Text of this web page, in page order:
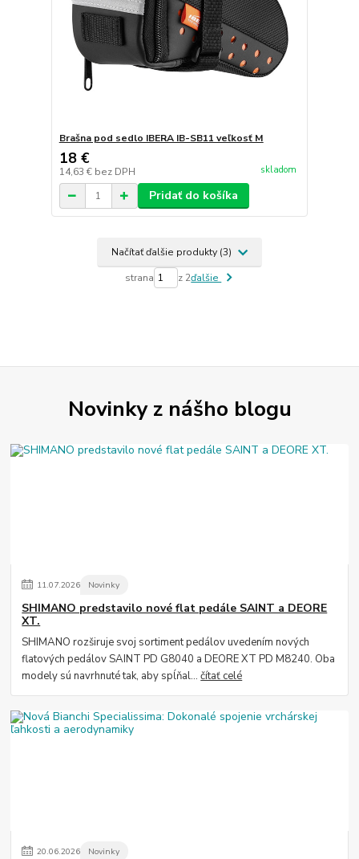
Brašna pod sedlo IBERA IB-SB11 veľkosť M
18 €
14,63 € bez DPH skladom
Pridať do košíka
Načítať ďalšie produkty (3)
strana z 2ďalšie
Novinky z nášho blogu
11.07.2026 Novinky
SHIMANO predstavilo nové flat pedále SAINT a DEORE
XT.
SHIMANO rozširuje svoj sortiment pedálov uvedením nových
flatových pedálov SAINT PD G8040 a DEORE XT PD M8240. Oba
modely sú navrhnuté tak, aby spĺňal...čítať celé
20.06.2026 Novinky